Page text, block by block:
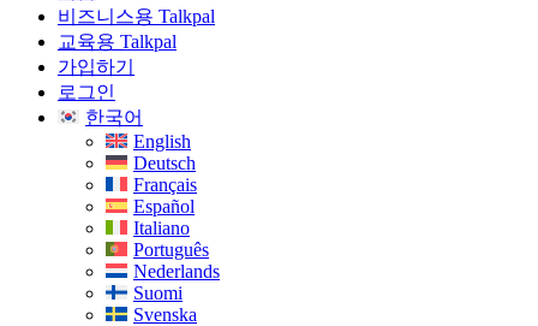
비즈니스용 Talkpal
교육용 Talkpal
가입하기
로그인
한국어
English
Deutsch
Français
Español
Italiano
Português
Nederlands
Suomi
Svenska